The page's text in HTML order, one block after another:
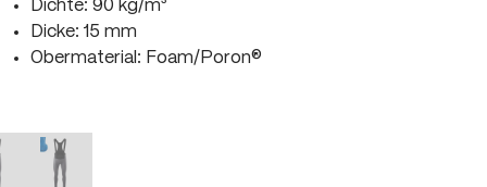
Dichte: 90 kg/m³
Dicke: 15 mm
Obermaterial: Foam/Poron®
brightgreen
ist zurzeit nicht verfügbar.)
gray/fire
Option ist zurzeit nicht verfügbar.)
mercury gray/skydiver
(Diese Option ist zurzeit nicht verfügbar.)